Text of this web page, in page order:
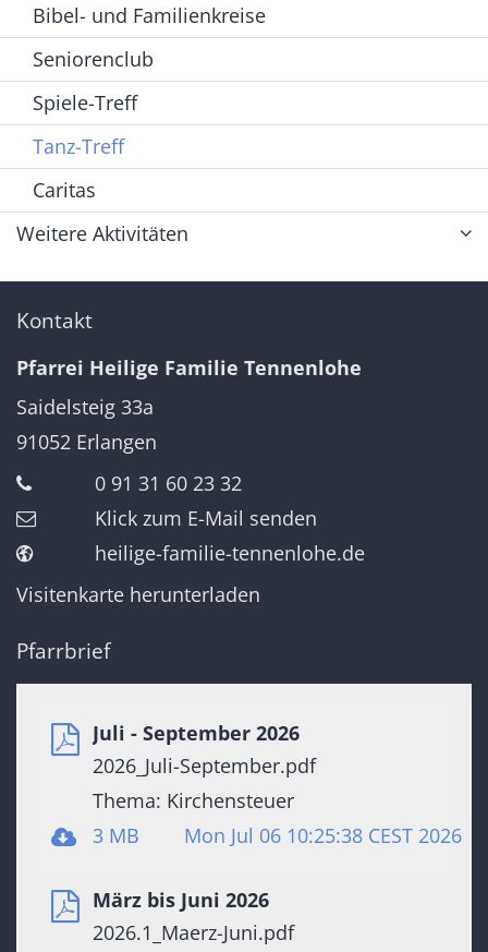
Bibel- und Familienkreise
Seniorenclub
Spiele-Treff
Tanz-Treff
Caritas
Weitere Aktivitäten
Kontakt
Pfarrei Heilige Familie Tennenlohe
Saidelsteig 33a
91052 Erlangen
0 91 31 60 23 32
Klick zum E-Mail senden
heilige-familie-tennenlohe.de
Visitenkarte herunterladen
Pfarrbrief
Juli - September 2026
2026_Juli-September.pdf
Thema: Kirchensteuer
3 MB
Mon Jul 06 10:25:38 CEST 2026
März bis Juni 2026
2026.1_Maerz-Juni.pdf